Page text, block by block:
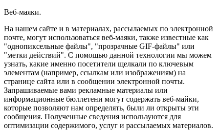
Веб-маяки.
На нашем сайте и в материалах, рассылаемых по электронной
почте, могут использоваться веб-маяки, также известные как
"однопиксельные файлы", "прозрачные GIF-файлы" или
"метки действий". С помощью данной технологии мы можем
узнать, какие именно посетители щелкали по ключевым
элементам (например, ссылкам или изображениям) на
странице сайта или в сообщении электронной почты.
Запрашиваемые вами рекламные материалы или
информационные бюллетени могут содержать веб-майки,
которые позволяют нам определять, были ли открыты эти
сообщения. Полученные сведения используются для
оптимизации содержимого, услуг и рассылаемых материалов.